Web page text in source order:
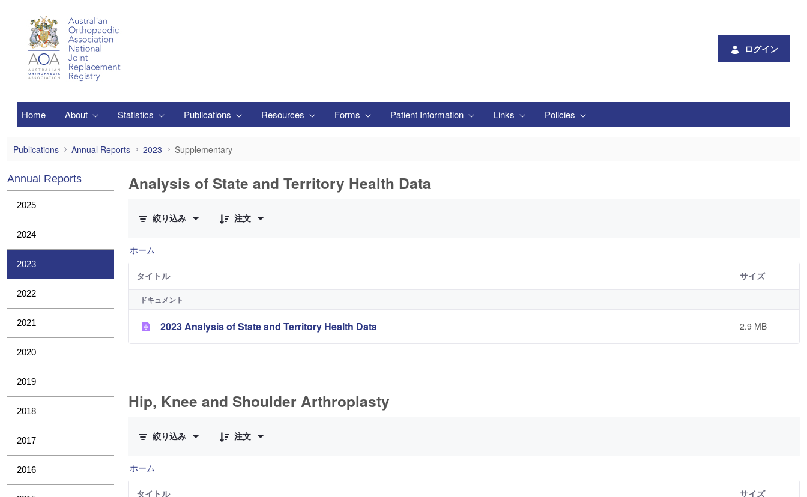
ログイン
Home About Statistics Publications Resources Forms Patient Information Links Policies
Supplementary
Publications Annual Reports 2023 Supplementary
Annual Reports
2025
2024
2023
2022
2021
2020
2019
2018
2017
2016
Analysis of State and Territory Health Data
絞り込み
注文
ホーム
タイトル サイズ
ドキュメント
2023 Analysis of State and Territory Health Data 2.9 MB
Hip, Knee and Shoulder Arthroplasty
絞り込み
注文
ホーム
タイトル サイズ